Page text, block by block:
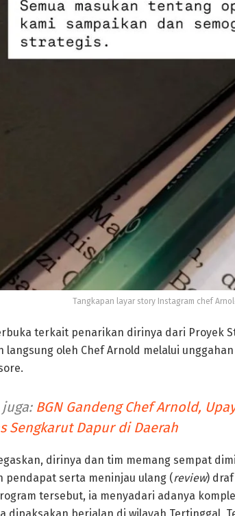
Tangkapan layar story Instagram chef
terkait penarikan dirinya dari Proyek
langsung oleh Chef Arnold melalui
juga: BGN Gandeng Chef Arnold,
Sengkarut Dapur di Daerah
dirinya dan tim memang sempat
pendapat serta meninjau ulang (review)
tersebut, ia menyadari adanya